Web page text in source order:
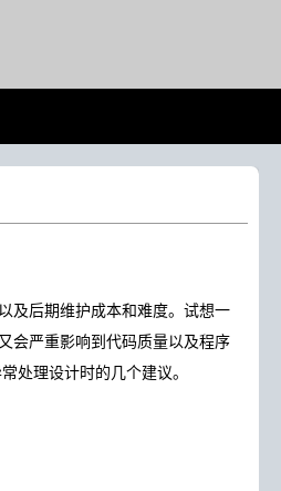
及后期维护成本和难度。试想一
会严重影响到代码质量以及程序
处理设计时的几个建议。